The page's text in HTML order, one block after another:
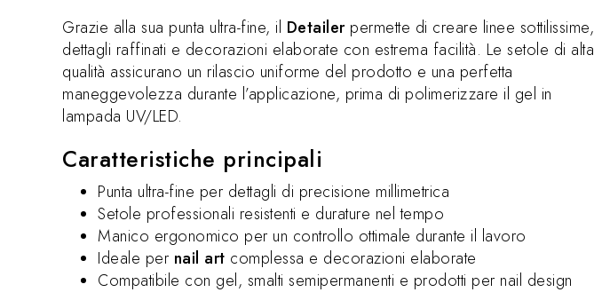
Grazie alla sua punta ultra-fine, il Detailerpermette di creare linee sottilissime,
dettagli raffinati e decorazioni elaborate con estrema facilità. Le setole di alta
qualità assicurano un rilascio uniforme del prodotto e una perfetta
maneggevolezza durante l’applicazione, prima di polimerizzare il gel in
lampada UV/LED.
Caratteristiche principali
Punta ultra-fine per dettagli di precisione millimetrica
Setole professionali resistenti e durature nel tempo
Manico ergonomico per un controllo ottimale durante il lavoro
Ideale per nail art complessa e decorazioni elaborate
Compatibile con gel, smalti semipermanenti e prodotti per nail design